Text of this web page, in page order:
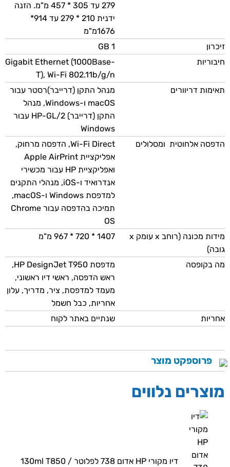
279 עד 305 * 457 מ"מ. הזנה
ידנית 210 * 279 עד 914*
1676מ"מ
זיכרון
1 GB
חיבוריות
Gigabit Ethernet (1000Base-
T), Wi-Fi 802.11b/g/n
תאימות דריוורים
מנהל התקן (דרייבר)רסטר עבור
macOS ו-Windows, מנהל
התקן (דרייבר) HP-GL/2 עבור
Windows
הדפסה אלחוטית ומסלולים
Wi-Fi Direct, הדפסה מרחוק,
אפליקציית Apple AirPrint
ואפליקציית HP עבור מכשירי
אנדרואיד ו-iOS, מנהלי התקנים
למדפסת Windows ו-macOS,
תמיכה בהדפסה עבור Chrome
OS
מידות מכונה (רוחב x עומק x
גובה)
1407 * 720 * 967 מ"מ
מה בקופסה
מדפסת HP DesignJet T950,
ראש הדפסה, ראשי דיו ראשוני,
מעמד למדפסת, ציר, מדריך, עלון
אחריות, כבל חשמל
אחריות
שנתיים באתר לקוח
פרוספקט מוצר
מוצרים נלווים
דיו מקורי HP אדום 738 לפלוטר 130ml T850 /